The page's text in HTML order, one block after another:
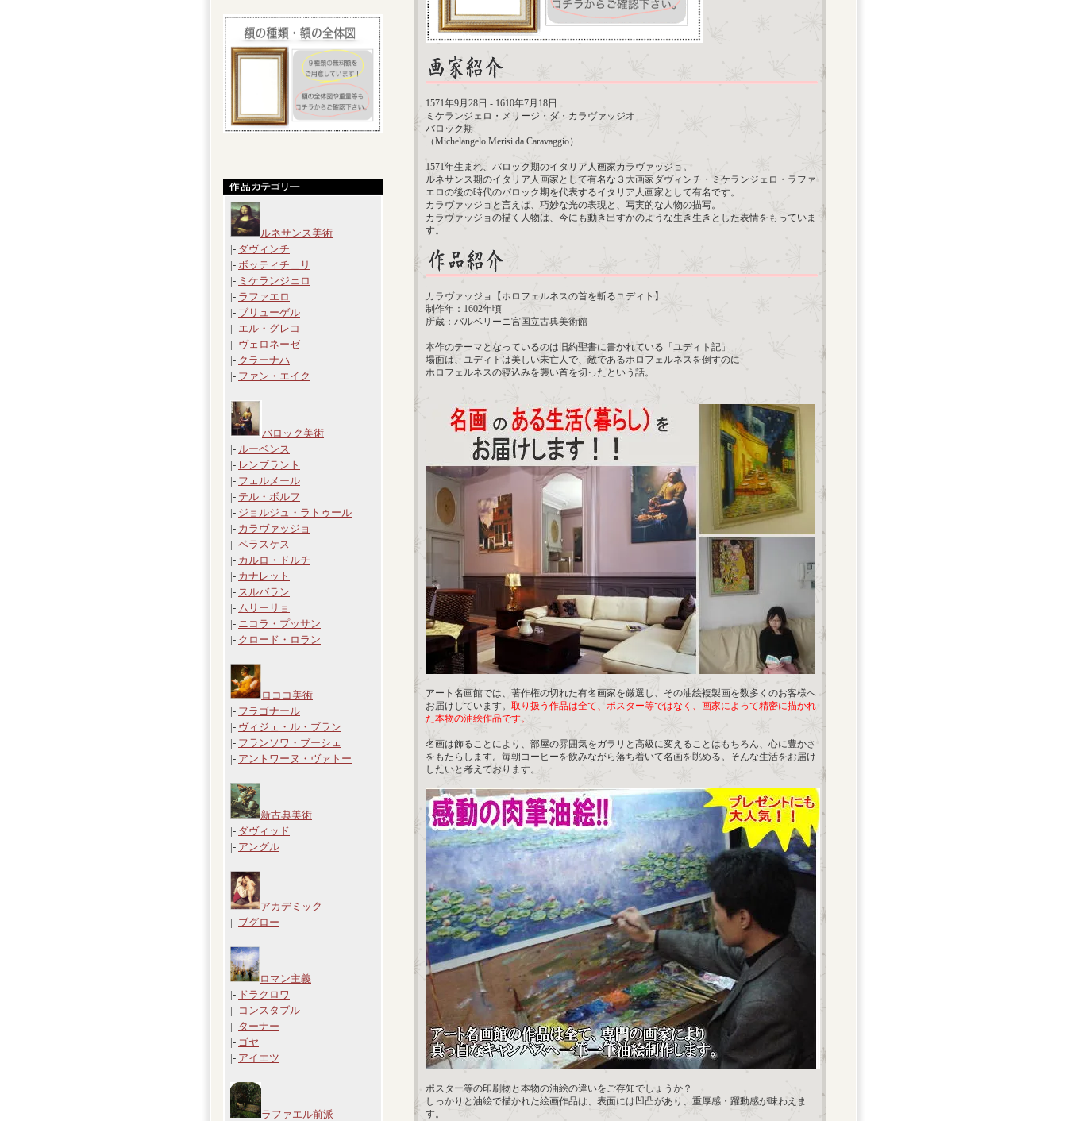
ルネサンス美術
|- ダヴィンチ
|- ボッティチェリ
|- ミケランジェロ
|- ラファエロ
|- ブリューゲル
|- エル・グレコ
|- ヴェロネーゼ
|- クラーナハ
|- ファン・エイク
バロック美術
|- ルーベンス
|- レンブラント
|- フェルメール
|- テル・ボルフ
|- ジョルジュ・ラトゥール
|- カラヴァッジョ
|- ベラスケス
|- カルロ・ドルチ
|- カナレット
|- スルバラン
|- ムリーリョ
|- ニコラ・プッサン
|- クロード・ロラン
ロココ美術
|- フラゴナール
|- ヴィジェ・ル・ブラン
|- フランソワ・ブーシェ
|- アントワーヌ・ヴァトー
新古典美術
|- ダヴィッド
|- アングル
アカデミック
|- ブグロー
ロマン主義
|- ドラクロワ
|- コンスタブル
|- ターナー
|- ゴヤ
|- アイエツ
ラファエル前派
1571年9月28日 - 1610年7月18日
ミケランジェロ・メリージ・ダ・カラヴァッジオ
バロック期
（Michelangelo Merisi da Caravaggio）
1571年生まれ、バロック期のイタリア人画家カラヴァッジョ。
ルネサンス期のイタリア人画家として有名な３大画家ダヴィンチ・ミケランジェロ・ラファ
エロの後の時代のバロック期を代表するイタリア人画家として有名です。
カラヴァッジョと言えば、巧妙な光の表現と、写実的な人物の描写。
カラヴァッジョの描く人物は、今にも動き出すかのような生き生きとした表情をもっていま
す。
カラヴァッジョ【ホロフェルネスの首を斬るユディト】
制作年：1602年頃
所蔵：バルベリーニ宮国立古典美術館
本作のテーマとなっているのは旧約聖書に書かれている「ユディト記」
場面は、ユディトは美しい未亡人で、敵であるホロフェルネスを倒すのに
ホロフェルネスの寝込みを襲い首を切ったという話。
アート名画館では、著作権の切れた有名画家を厳選し、その油絵複製画を数多くのお客様へ
お届けしています。 取り扱う作品は全て、ポスター等ではなく、画家によって精密に描かれ
た本物の油絵作品です。
名画は飾ることにより、部屋の雰囲気をガラリと高級に変えることはもちろん、心に豊かさ
をもたらします。毎朝コーヒーを飲みながら落ち着いて名画を眺める。そんな生活をお届け
したいと考えております。
ポスター等の印刷物と本物の油絵の違いをご存知でしょうか？
しっかりと油絵で描かれた絵画作品は、表面には凹凸があり、重厚感・躍動感が味わえま
す。